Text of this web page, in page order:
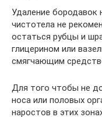
Удаление бородавок
чистотела не
остаться рубцы и
глицерином или
смягчающим
Для того чтобы не
носа или половых
наростов в этих